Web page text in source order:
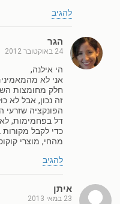
להגיב
הגר
24 באוקטובר 2012
הי אילנה,
אני לא
חלק מחומצות
זה נכון, אבל לא
הפונקציה
דל בפחמימות, לא
כדי לקבל מקורות
מהחי, מוצרי
להגיב
איתן
23 במאי 2013